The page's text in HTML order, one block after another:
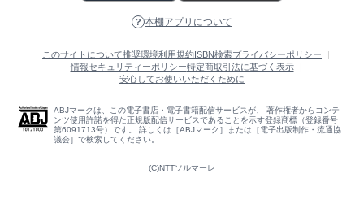
本棚アプリについて
このサイトについて推奨環境利用規約ISBN検索プライバシーポリシー
情報セキュリティーポリシー特定商取引法に基づく表示
安心してお使いいただくために
ABJマークは、この電子書店・電子書籍配信サービスが、 著作権者からコンテ
ンツ使用許諾を得た正規版配信サービスであることを示す登録商標（登録番号
第6091713号）です。 詳しくは［ABJマーク］または［電子出版制作・流通協
議会］で検索してください。
(C)NTTソルマーレ